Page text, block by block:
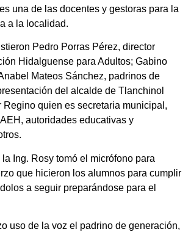
una de las docentes y gestoras para la
a la localidad.
Pedro Porras Pérez, director
Hidalguense para Adultos; Gabino
Mateos Sánchez, padrinos de
del alcalde de Tlanchinol
Regino quien es secretaria municipal,
autoridades educativas y
Ing. Rosy tomó el micrófono para
que hicieron los alumnos para cumplir
a seguir preparándose para el
uso de la voz el padrino de generación,